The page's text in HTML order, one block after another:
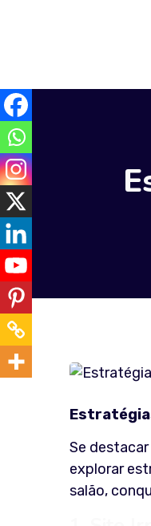
Se
explorar
salão,